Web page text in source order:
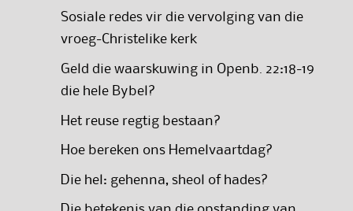
Sosiale redes vir die vervolging van die
vroeg-Christelike kerk
Geld die waarskuwing in Openb. 22:18-19
die hele Bybel?
Het reuse regtig bestaan?
Hoe bereken ons Hemelvaartdag?
Die hel: gehenna, sheol of hades?